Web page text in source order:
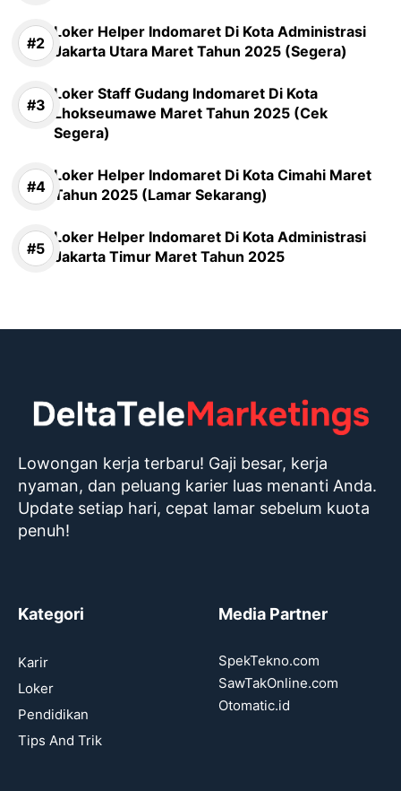
Loker Helper Indomaret Di Kota Administrasi
Jakarta Utara Maret Tahun 2025 (Segera)
Loker Staff Gudang Indomaret Di Kota
Lhokseumawe Maret Tahun 2025 (Cek
Segera)
Loker Helper Indomaret Di Kota Cimahi Maret
Tahun 2025 (Lamar Sekarang)
Loker Helper Indomaret Di Kota Administrasi
Jakarta Timur Maret Tahun 2025
Lowongan kerja terbaru! Gaji besar, kerja
nyaman, dan peluang karier luas menanti Anda.
Update setiap hari, cepat lamar sebelum kuota
penuh!
Kategori
Karir
Loker
Pendidikan
Tips And Trik
Media Partner
SpekTekno.com
SawTakOnline.com
Otomatic.id